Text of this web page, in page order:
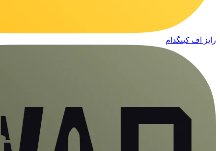
رایز اف کینگدام